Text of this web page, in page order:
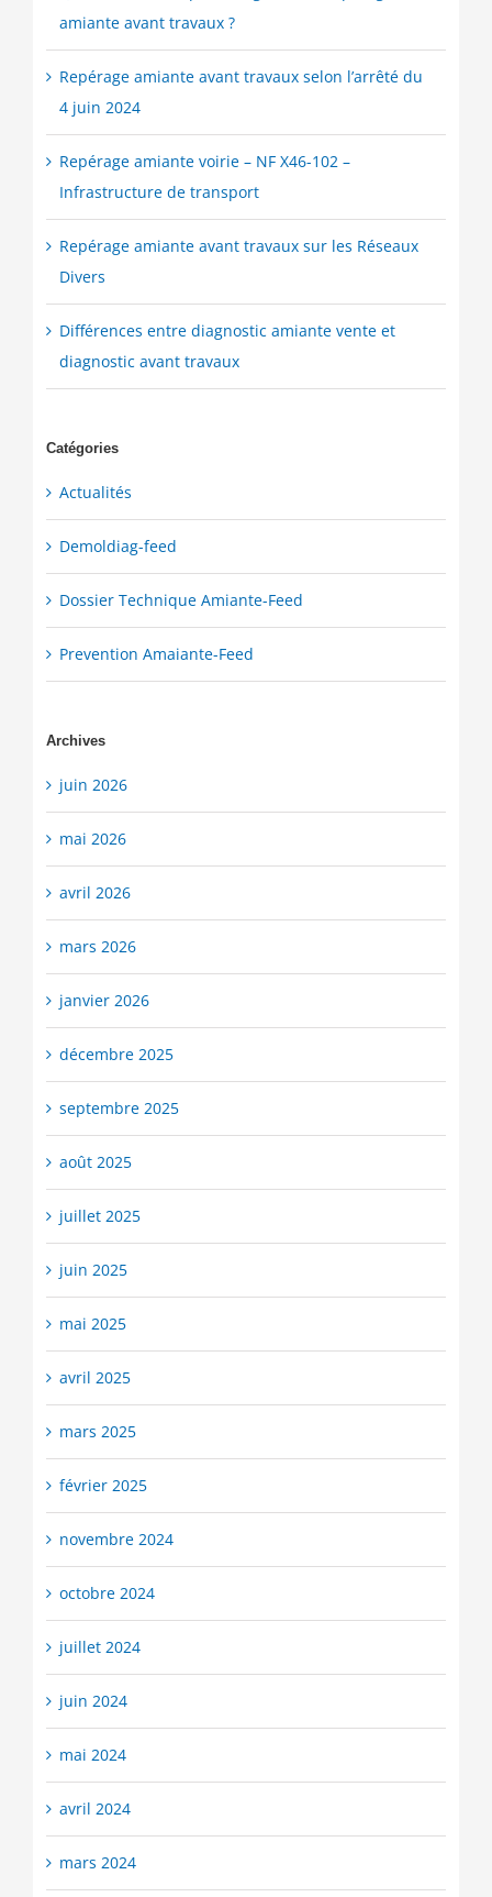
amiante avant travaux ?
Repérage amiante avant travaux selon l’arrêté du
4 juin 2024
Repérage amiante voirie – NF X46-102 –
Infrastructure de transport
Repérage amiante avant travaux sur les Réseaux
Divers
Différences entre diagnostic amiante vente et
diagnostic avant travaux
Catégories
Actualités
Demoldiag-feed
Dossier Technique Amiante-Feed
Prevention Amaiante-Feed
Archives
juin 2026
mai 2026
avril 2026
mars 2026
janvier 2026
décembre 2025
septembre 2025
août 2025
juillet 2025
juin 2025
mai 2025
avril 2025
mars 2025
février 2025
novembre 2024
octobre 2024
juillet 2024
juin 2024
mai 2024
avril 2024
mars 2024